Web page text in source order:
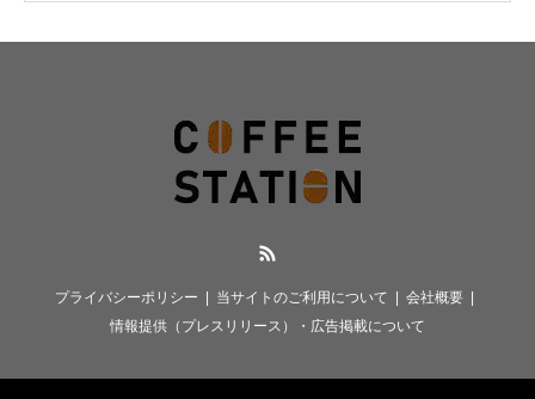
プライバシーポリシー 当サイトのご利用について
会社概要
情報提供（プレスリリース）・広告掲載について